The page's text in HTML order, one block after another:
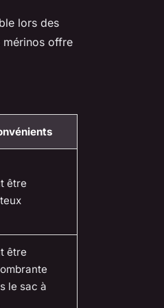
lors des
mérinos offre
être
être
le sac à